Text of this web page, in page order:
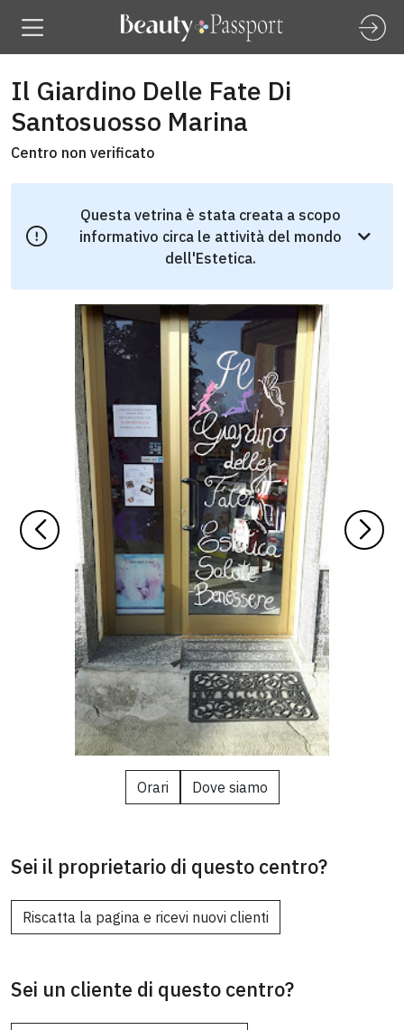
Il Giardino Delle Fate Di
Santosuosso Marina
Centro non verificato
Questa vetrina è stata creata a scopo
informativo circa le attività del mondo
dell'Estetica.
Orari Dove siamo
Sei il proprietario di questo centro?
Riscatta la pagina e ricevi nuovi clienti
Sei un cliente di questo centro?